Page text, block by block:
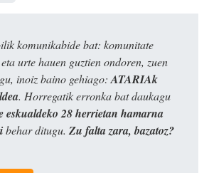
komunikabide bat: komunitate
urte hauen guztien ondoren, zuen
inoiz baino gehiago: ATARIAk
. Horregatik erronka bat daukagu
eskualdeko 28 herrietan hamarna
behar ditugu. Zu falta zara, bazatoz?